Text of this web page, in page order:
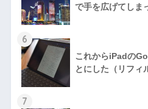
で手を広げてしま
6
これからiPadの
とにした（リフィ
7